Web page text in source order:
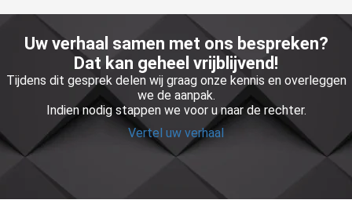
Uw verhaal samen met ons bespreken?
Dat kan geheel vrijblijvend!
Tijdens dit gesprek delen wij graag onze kennis en overleggen
we de aanpak.
Indien nodig stappen we voor u naar de rechter.
Vertel uw verhaal